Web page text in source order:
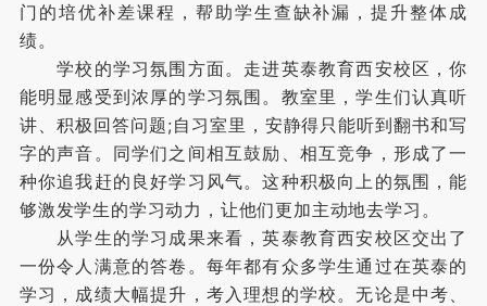
门的培优补差课程，帮助学生查缺补漏，提升整体成
绩。
学校的学习氛围方面。走进英泰教育西安校区，你
能明显感受到浓厚的学习氛围。教室里，学生们认真听
讲、积极回答问题;自习室里，安静得只能听到翻书和写
字的声音。同学们之间相互鼓励、相互竞争，形成了一
种你追我赶的良好学习风气。这种积极向上的氛围，能
够激发学生的学习动力，让他们更加主动地去学习。
从学生的学习成果来看，英泰教育西安校区交出了
一份令人满意的答卷。每年都有众多学生通过在英泰的
学习，成绩大幅提升，考入理想的学校。无论是中考、